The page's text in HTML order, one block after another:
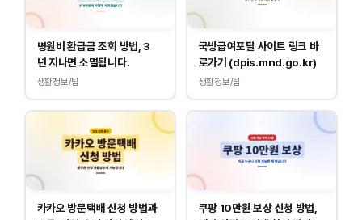
병원비 환급금 조회 방법, 3
년 지나면 소멸됩니다.
생활정보/팁
국방급여포탈 사이트 링크 바
로가기 (dpis.mnd.go.kr)
생활정보/팁
카카오 방문택배 신청 방법과
쿠팡 10만원 보상 신청 방법,